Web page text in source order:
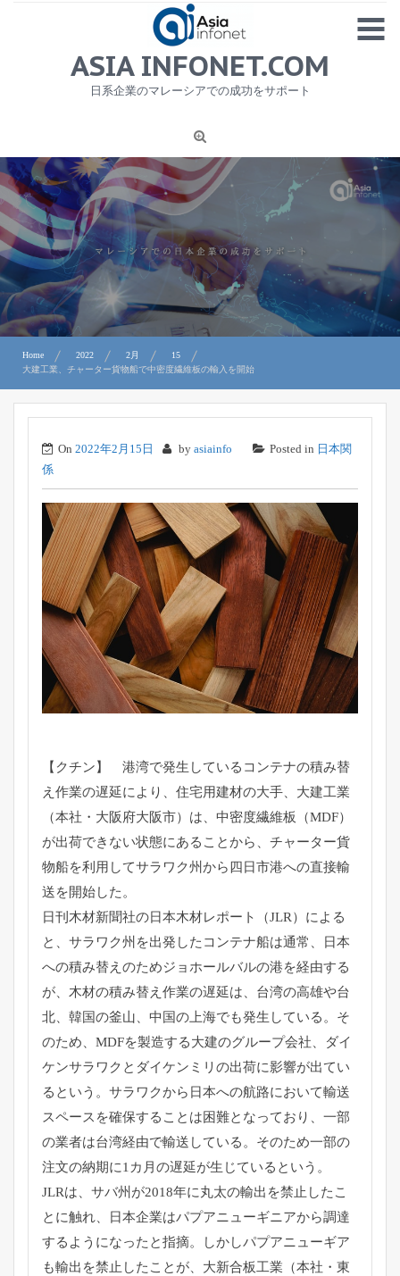
MENU
1
ニュース
労務サービス
プライバシーポリシー及び著作権について
お問合せ
ASIA INFONET.COM
日系企業のマレーシアでの成功をサポート
Home 2022 2月
15
大建工業、チャーター貨物船で中密度繊維板の輸入を開始
On 2022年2月15日 by asiainfo Posted in 日本関
係
【クチン】 港湾で発生しているコンテナの積み替
え作業の遅延により、 住宅用建材の大手、大建工業
（本社・大阪府大阪市）は、 中密度繊維板（MDF）
が出荷できない状態にあることから、 チャーター貨
物船を利用してサラワク州から四日市港への直接輸
送を開始した。
日刊木材新聞社の日本木材レポート（JLR）による
と、 サラワク州を出発したコンテナ船は通常、
日本
への積み替えのためジョホールバルの港を経由する
が、 木材の積み替え作業の遅延は、台湾の高雄や台
北、韓国の釜山、 中国の上海でも発生している。そ
のため、 MDFを製造する大建のグループ会社、
ダイ
ケンサラワクとダイケンミリの出荷に影響が出てい
るという。 サラワクから日本への航路において輸送
スペースを確保することは困難となっており、一部
の業者は台湾経由で輸送している。 そのため一部の
注文の納期に1カ月の遅延が生じているという。
JLRは、 サバ州が2018年に丸太の輸出を禁止したこ
とに触れ、
日本企業はパプアニューギニアから調達
するようになったと指摘。
しかしパプアニューギア
も輸出を禁止したことが、大新合板工業（本社・東